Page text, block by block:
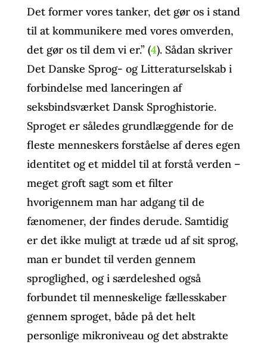
Det former vores tanker, det gør os i stand
til at kommunikere med vores omverden,
det gør os til dem vi er.” (4). Sådan skriver
Det Danske Sprog- og Litteraturselskab i
forbindelse med lanceringen af
seksbindsværket Dansk Sproghistorie.
Sproget er således grundlæggende for de
fleste menneskers forståelse af deres egen
identitet og et middel til at forstå verden –
meget groft sagt som et filter
hvorigennem man har adgang til de
fænomener, der findes derude. Samtidig
er det ikke muligt at træde ud af sit sprog,
man er bundet til verden gennem
sproglighed, og i særdeleshed også
forbundet til menneskelige fællesskaber
gennem sproget, både på det helt
personlige mikroniveau og det abstrakte